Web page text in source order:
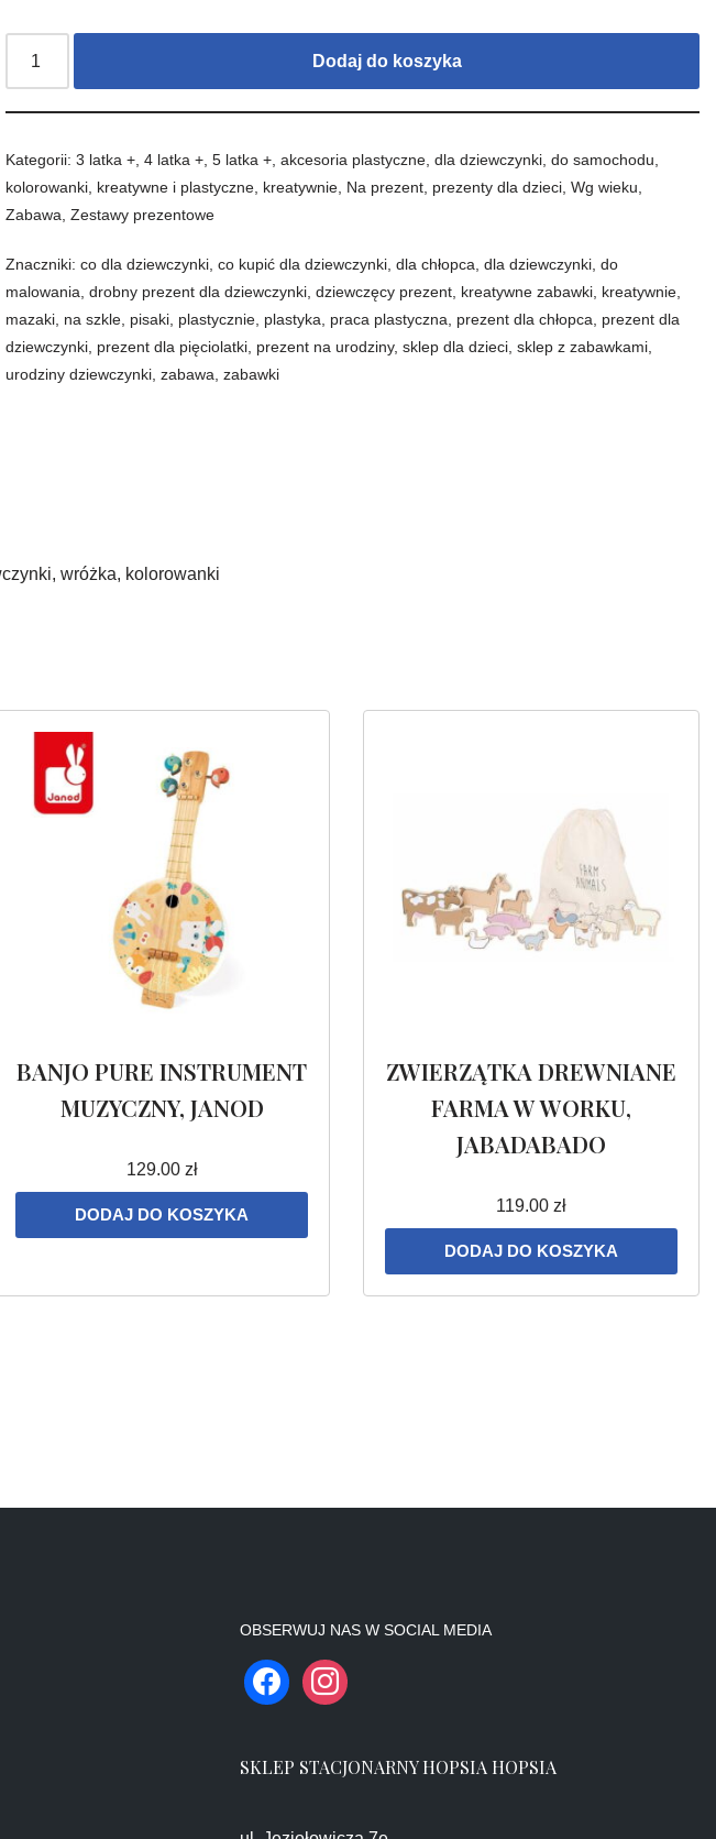
Dodaj do koszyka
Kategorii:3 latka + ,4 latka + ,5 latka + ,akcesoria plastyczne ,dla dziewczynki ,do samochodu
kolorowanki kreatywne i plastyczne kreatywnie Na prezent prezenty dla dzieci ,Wg wieku
Zabawa ,Zestawy prezentowe
Znaczniki:co dla dziewczynki ,co kupić dla dziewczynki ,dla chłopca ,dla dziewczynki ,do
malowania ,drobny prezent dla dziewczynki ,dziewczęcy prezent kreatywne zabawki kreatywnie
mazaki na szkle pisaki plastycznie plastyka praca plastyczna prezent dla chłopca
prezent dla
dziewczynki prezent dla pięciolatki prezent na urodziny,sklep dla dzieci ,sklep z zabawkami
urodziny dziewczynki ,zabawa ,zabawki
wróżka, kolorowanki
BANJO PURE INSTRUMENT
MUZYCZNY, JANOD
129.00 zł
DODAJ DO KOSZYKA
ZWIERZĄTKA DREWNIANE
FARMA W WORKU,
JABADABADO
119.00 zł
DODAJ DO KOSZYKA
OBSERWUJ NAS W SOCIAL MEDIA
SKLEP STACJONARNY HOPSIA HOPSIA